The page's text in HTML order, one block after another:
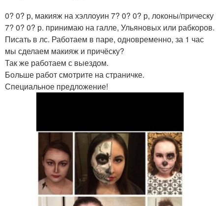
0? 0? р, макияж на хэллоуин 7? 0? 0? р, локоны/прическу
7? 0? 0? р. принимаю на галле, Ульяновых или рабкоров.
Писать в лс. Работаем в паре, одновременно, за 1 час
мы сделаем макияж и причёску?
Так же работаем с выездом.
Больше работ смотрите на страничке.
Специальное предложение!